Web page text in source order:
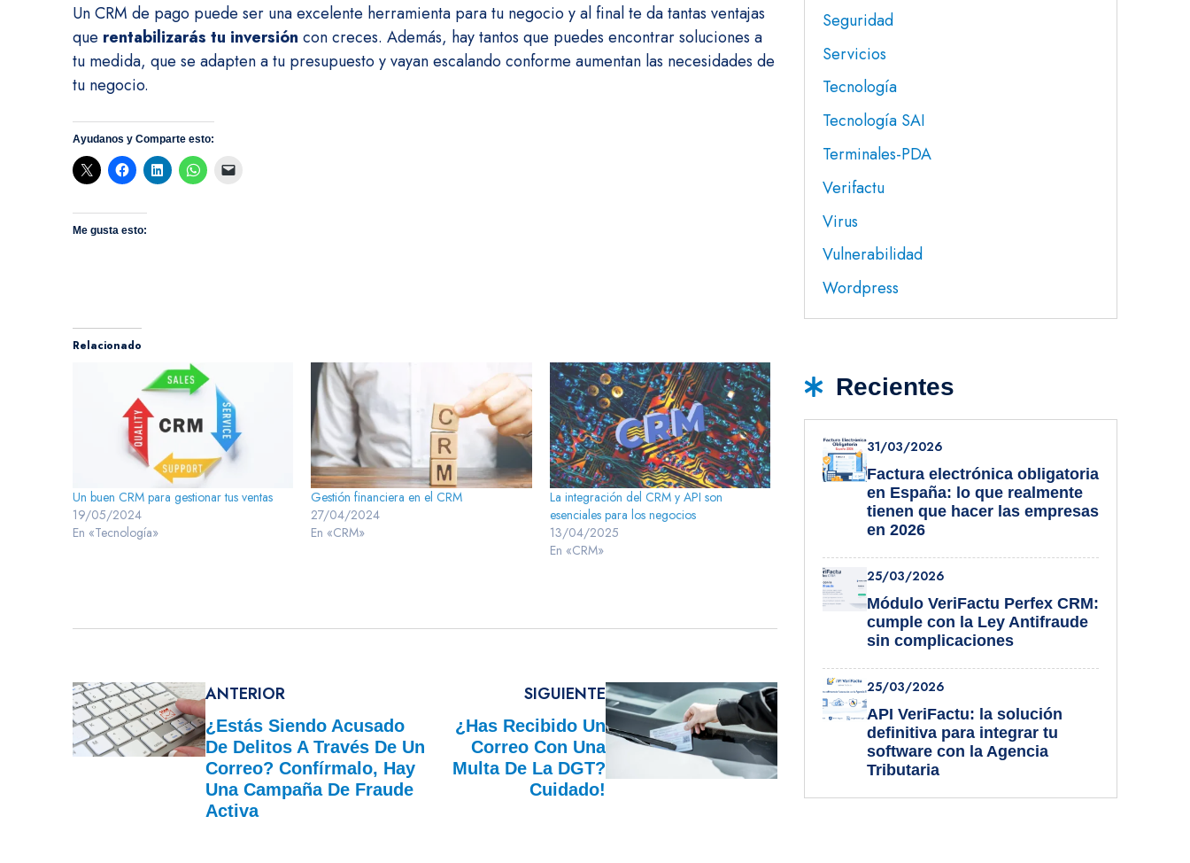
Un CRM de pago puede ser una excelente herramienta para tu negocio y al final te da tantas ventajas
que rentabilizarás tu inversión con creces. Además, hay tantos que puedes encontrar soluciones a
tu medida, que se adapten a tu presupuesto y vayan escalando conforme aumentan las necesidades de
tu negocio.
Ayudanos y Comparte esto:
Me gusta esto:
Relacionado
Un buen CRM para gestionar tus ventas
19/05/2024
En «Tecnología»
Gestión financiera en el CRM
27/04/2024
En «CRM»
La integración del CRM y API son
esenciales para los negocios
13/04/2025
En «CRM»
ANTERIOR
¿Estás Siendo Acusado
De Delitos A Través De Un
Correo? Confírmalo, Hay
Una Campaña De Fraude
Activa
SIGUIENTE
¿Has Recibido Un
Correo Con Una
Multa De La DGT?
Cuidado!
Seguridad
Servicios
Tecnología
Tecnología SAI
Terminales-PDA
Verifactu
Virus
Vulnerabilidad
Wordpress
Recientes
31/03/2026
Factura electrónica obligatoria
en España: lo que realmente
tienen que hacer las empresas
en 2026
25/03/2026
Módulo VeriFactu Perfex CRM:
cumple con la Ley Antifraude
sin complicaciones
25/03/2026
API VeriFactu: la solución
definitiva para integrar tu
software con la Agencia
Tributaria